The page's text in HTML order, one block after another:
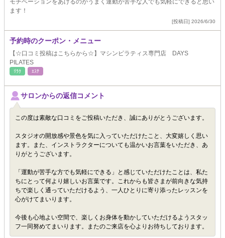
モチベーションをあげるのがうまく運動が苦手な人でも気軽にできると思い
ます！
[投稿日] 2026/6/30
予約時のクーポン・メニュー
【☆口コミ投稿はこちらから☆】マシンピラティス専門店 DAYS
PILATES
ﾘﾗｸ ｴｽﾃ
サロンからの返信コメント
この度は素敵な口コミをご投稿いただき、誠にありがとうございます。
スタジオの開放感や景色を気に入っていただけたこと、大変嬉しく思い
ます。また、インストラクターについても温かいお言葉をいただき、あ
りがとうございます。
「運動が苦手な方でも気軽にできる」と感じていただけたことは、私た
ちにとって何より嬉しいお言葉です。これからも皆さまが前向きな気持
ちで楽しく通っていただけるよう、一人ひとりに寄り添ったレッスンを
心がけてまいります。
今後も心地よい空間で、楽しくお身体を動かしていただけるようスタッ
フ一同努めてまいります。またのご来店を心よりお待ちしております。